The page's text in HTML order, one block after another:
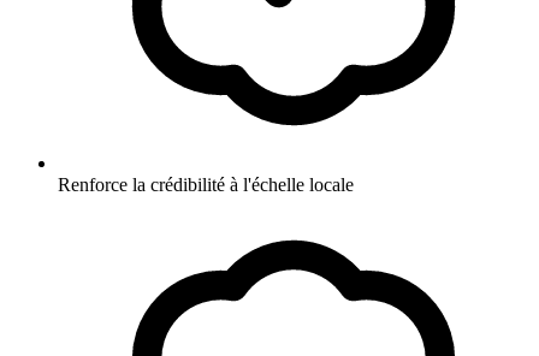
Renforce la crédibilité à l'échelle locale